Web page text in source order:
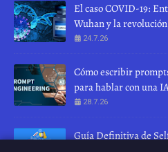
El caso COVID-19:
Wuhan y la
24.7.26
Cómo escribir
para hablar con una
28.7.26
Guía Definitiva de